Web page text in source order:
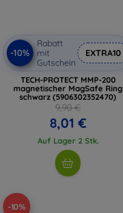
-10%
Rabatt
mit
Gutschein
EXTRA10
TECH-PROTECT MMP-200
magnetischer MagSafe Ring
schwarz (5906302352470)
9,90 €
8,01 €
Auf Lager 2 Stk.
-10%